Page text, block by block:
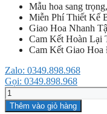
Mẫu hoa sang
Miễn Phí Thiết Kế
Giao Hoa Nhanh
Cam Kết Hoàn Lại
Cam Kết Giao
Zalo: 0349.898.968
Gọi: 0349.898.968
Hoa
loại
Thêm vào giỏ hàng